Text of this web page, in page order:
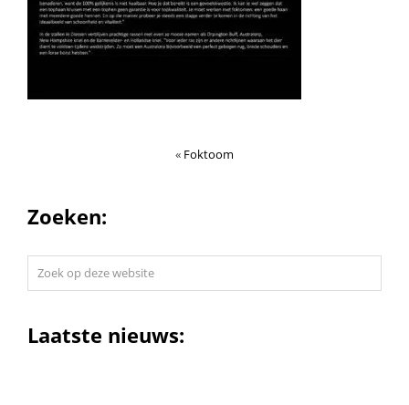
« Foktoom
Zoeken:
website
Laatste nieuws: